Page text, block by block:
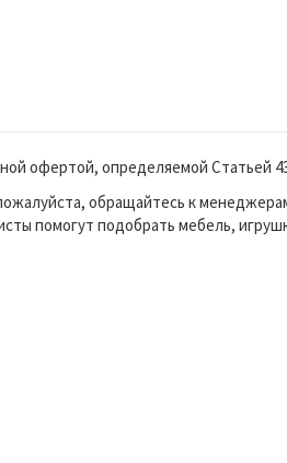
офертой, определяемой Статьей
обращайтесь к
помогут подобрать мебель,